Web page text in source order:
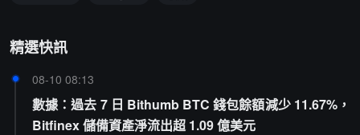
精選快訊
08-10 08:13
數據：過去 7 日 Bithumb BTC 錢包餘額減少 11.67%，
Bitfinex 儲備資產淨流出超 1.09 億美元